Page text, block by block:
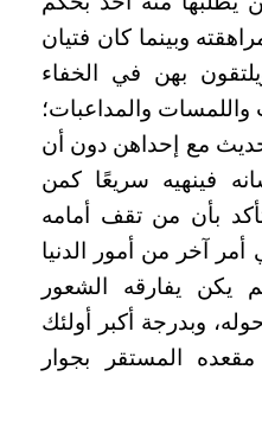
وبينما كان فتيان
بهن في الخفاء
والمداعبات؛
مع إحداهن دون أن
فينهيه سريعًا كمن
بأن من تقف أمامه
آخر من أمور الدنيا
يكن يفارقه الشعور
وبدرجة أكبر أولئك
المستقر بجوار